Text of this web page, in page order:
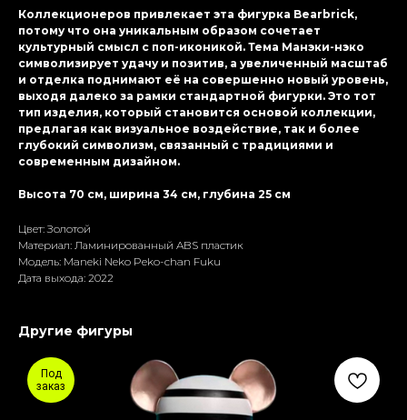
Коллекционеров привлекает эта фигурка Bearbrick,
потому что она уникальным образом сочетает
культурный смысл с поп-иконикой. Тема Манэки-нэко
символизирует удачу и позитив, а увеличенный масштаб
и отделка поднимают её на совершенно новый уровень,
выходя далеко за рамки стандартной фигурки. Это тот
тип изделия, который становится основой коллекции,
предлагая как визуальное воздействие, так и более
глубокий символизм, связанный с традициями и
современным дизайном.
Высота 70 см, ширина 34 см, глубина 25 см
Цвет: Золотой
Материал: Ламиниpoванный ABS пластик
Модель: Maneki Neko Peko-chan Fuku
Дата выхода: 2022
Другие фигуры
Под
заказ